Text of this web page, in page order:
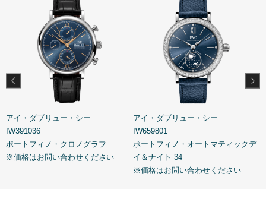
アイ・ダブリュー・シー
IW391036
ポートフィノ・クロノグラフ
※価格はお問い合わせください
アイ・ダブリュー・シー
IW659801
ポートフィノ・オートマティックデ
イ＆ナイト 34
※価格はお問い合わせください